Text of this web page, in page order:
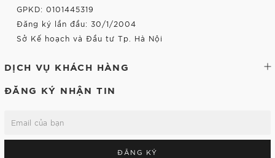
GPKD: 0101445319
Đăng ký lần đầu: 30/1/2004
Sở Kế hoạch và Đầu tư Tp. Hà Nội
DỊCH VỤ KHÁCH HÀNG
ĐĂNG KÝ NHẬN TIN
ĐĂNG KÝ